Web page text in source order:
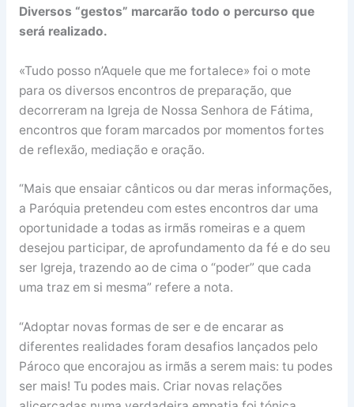
Diversos “gestos” marcarão todo o percurso que
será realizado.
«Tudo posso n’Aquele que me fortalece» foi o mote
para os diversos encontros de preparação, que
decorreram na Igreja de Nossa Senhora de Fátima,
encontros que foram marcados por momentos fortes
de reflexão, mediação e oração.
“Mais que ensaiar cânticos ou dar meras informações,
a Paróquia pretendeu com estes encontros dar uma
oportunidade a todas as irmãs romeiras e a quem
desejou participar, de aprofundamento da fé e do seu
ser Igreja, trazendo ao de cima o “poder” que cada
uma traz em si mesma” refere a nota.
“Adoptar novas formas de ser e de encarar as
diferentes realidades foram desafios lançados pelo
Pároco que encorajou as irmãs a serem mais: tu podes
ser mais! Tu podes mais. Criar novas relações